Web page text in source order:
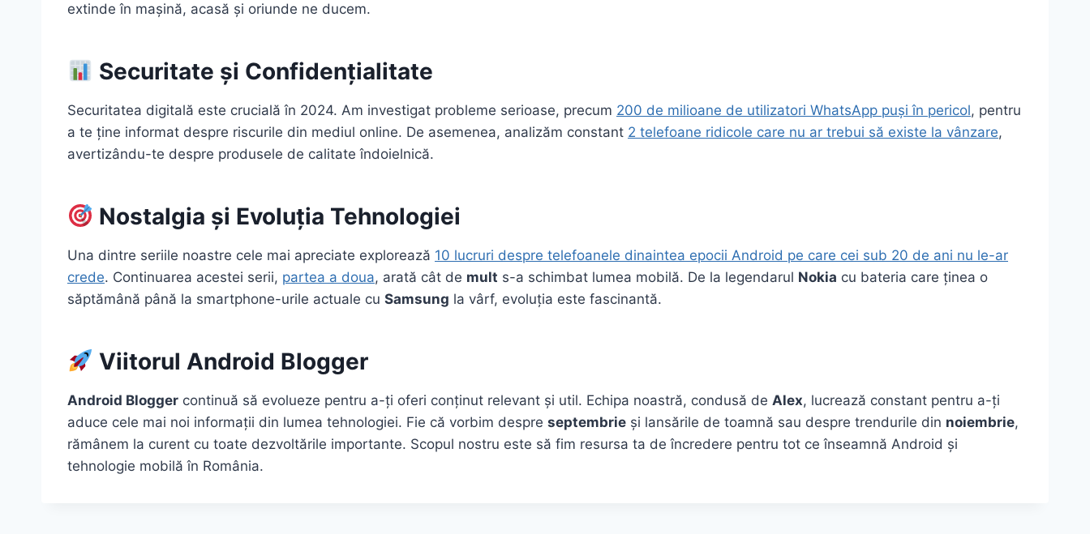
extinde în mașină, acasă și oriunde ne ducem.
Securitate și Confidențialitate
Securitatea digitală este crucială în 2024. Am investigat probleme serioase, precum 200 de milioane de utilizatori WhatsApp puși în pericol, pentru
a te ține informat despre riscurile din mediul online. De asemenea, analizăm constant 2 telefoane ridicole care nu ar trebui să existe la vânzare,
avertizându-te despre produsele de calitate îndoielnică.
Nostalgia și Evoluția Tehnologiei
Una dintre seriile noastre cele mai apreciate explorează 10 lucruri despre telefoanele dinaintea epocii Android pe care cei sub 20 de ani nu le-ar
crede. Continuarea acestei serii, partea a doua, arată cât de mult s-a schimbat lumea mobilă. De la legendarul Nokia cu bateria care ținea o
săptămână până la smartphone-urile actuale cu Samsung la vârf, evoluția este fascinantă.
Viitorul Android Blogger
Android Blogger continuă să evolueze pentru a-ți oferi conținut relevant și util. Echipa noastră, condusă de Alex, lucrează constant pentru a-ți
aduce cele mai noi informații din lumea tehnologiei. Fie că vorbim despre septembrie și lansările de toamnă sau despre trendurile din noiembrie,
rămânem la curent cu toate dezvoltările importante. Scopul nostru este să fim resursa ta de încredere pentru tot ce înseamnă Android și
tehnologie mobilă în România.